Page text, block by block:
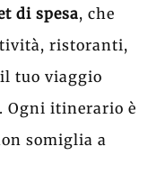
di spesa, che
ristoranti,
tuo viaggio
Ogni itinerario è
somiglia a